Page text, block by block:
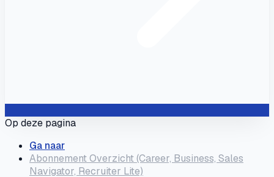
Op deze pagina
Ga naar
Abonnement Overzicht (Career, Business, Sales
Navigator, Recruiter Lite)